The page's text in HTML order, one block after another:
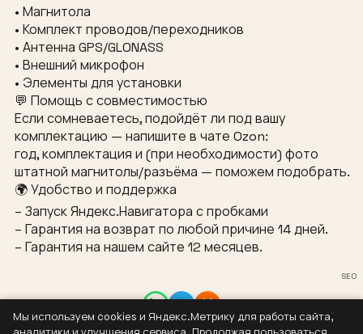
• Магнитола
• Комплект проводов/переходников
• Антенна GPS/GLONASS
• Внешний микрофон
• Элементы для установки
💬 Помощь с совместимостью
Если сомневаетесь, подойдёт ли под вашу
комплектацию — напишите в чате Ozon:
год, комплектация и (при необходимости) фото
штатной магнитолы/разъёма — поможем подобрать.
🌍 Удобство и поддержка
– Запуск Яндекс.Навигатора с пробками
– Гарантия на возврат по любой причине 14 дней.
– Гарантия на нашем сайте 12 месяцев.
SEO
Контакты
Мы используем cookies и Яндекс.Метрику для работы сайта,